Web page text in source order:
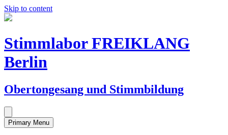
Skip to content
Stimmlabor FREIKLANG
Berlin
Obertongesang und Stimmbildung
Primary Menu